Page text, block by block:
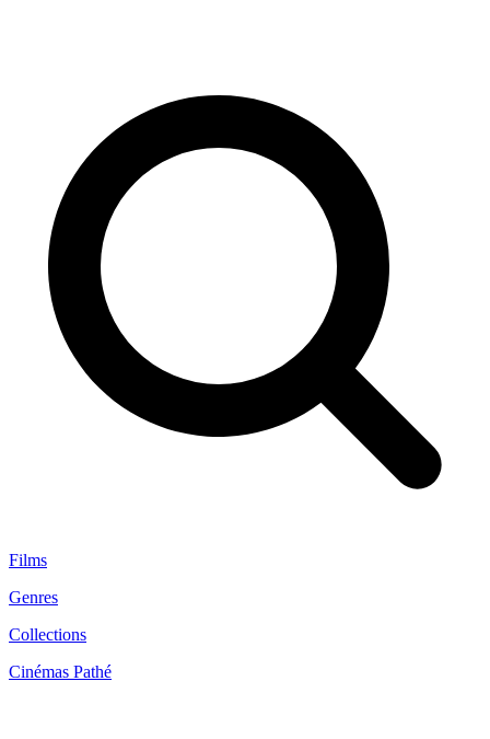
Films
Genres
Collections
Cinémas Pathé